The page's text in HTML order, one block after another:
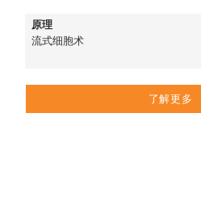
原理
流式细胞术
了解更多